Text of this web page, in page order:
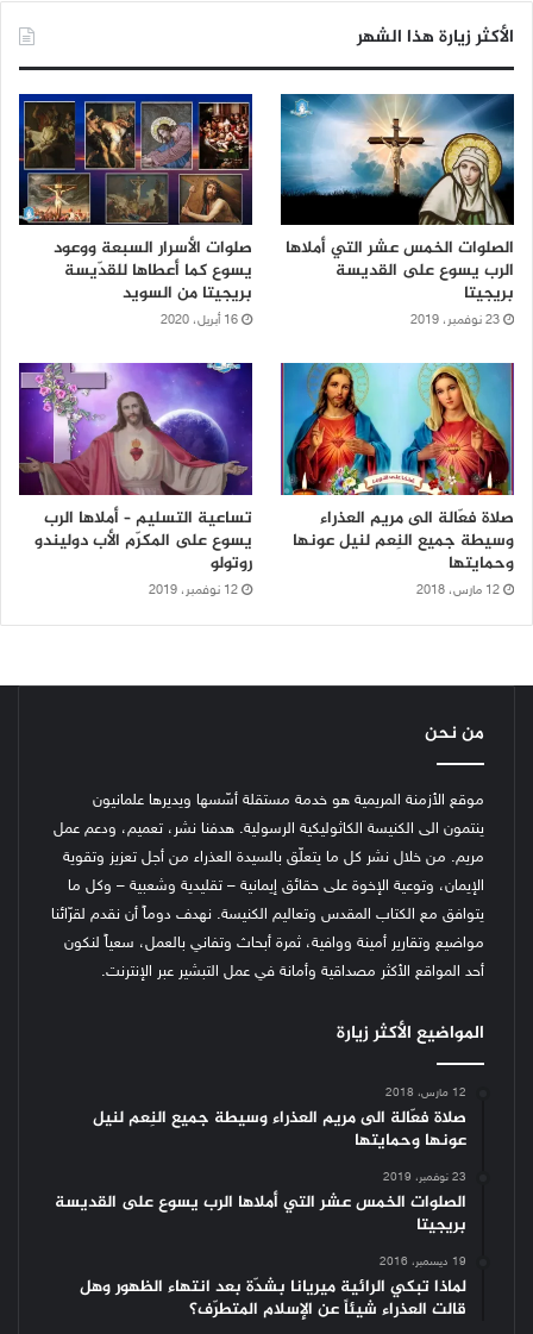
الأكثر زيارة هذا الشهر
الصلوات الخمس عشر التي أملاها
الرب يسوع على القديسة
بريجيتا
23 نوفمبر، 2019
صلوات الأسرار السبعة ووعود
يسوع كما أعطاها للقدّيسة
بريجيتا من السويد
16 أبريل، 2020
صلاة فعّالة الى مريم العذراء
وسيطة جميع النِعم لنيل عونها
وحمايتها
12 مارس، 2018
تساعية التسليم – أملاها الرب
يسوع على المكرّم الأب دوليندو
روتولو
12 نوفمبر، 2019
من نحن
موقع الأزمنة المريمية هو خدمة مستقلة أسّسها ويديرها علمانيون
ينتمون الى الكنيسة الكاثوليكية الرسولية. هدفنا نشر، تعميم، ودعم عمل
مريم. من خلال نشر كل ما يتعلّق بالسيدة العذراء من أجل تعزيز وتقوية
الإيمان، وتوعية الإخوة على حقائق إيمانية – تقليدية وشعبية – وكل ما
يتوافق مع الكتاب المقدس وتعاليم الكنيسة. نهدف دوماً أن نقدم لقرّائنا
مواضيع وتقارير أمينة ووافية، ثمرة أبحاث وتفاني بالعمل، سعياً لنكون
أحد المواقع الأكثر مصداقية وأمانة في عمل التبشير عبر الإنترنت.
المواضيع الأكثر زيارة
12 مارس، 2018
صلاة فعّالة الى مريم العذراء وسيطة جميع النِعم لنيل
عونها وحمايتها
23 نوفمبر، 2019
الصلوات الخمس عشر التي أملاها الرب يسوع على القديسة
بريجيتا
19 ديسمبر، 2016
لماذا تبكي الرائية ميريانا بشدّة بعد انتهاء الظهور وهل
قالت العذراء شيئاً عن الإسلام المتطرّف؟